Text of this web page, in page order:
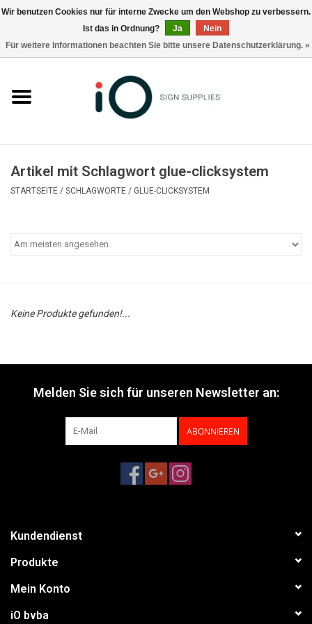
Marken
Artikel mit Schlagwort glue-clicksystem
STARTSEITE / SCHLAGWORTE / GLUE-CLICKSYSTEM
Keine Produkte gefunden!...
Melden Sie sich für unseren Newsletter an:
ABONNIEREN
Kundendienst
Produkte
Mein Konto
iO bvba
Wir benutzen Cookies nur für interne Zwecke um den Webshop zu verbessern.
Ist das in Ordnung?
Ja
Nein
Für weitere Informationen beachten Sie bitte unsere Datenschutzerklärung. »